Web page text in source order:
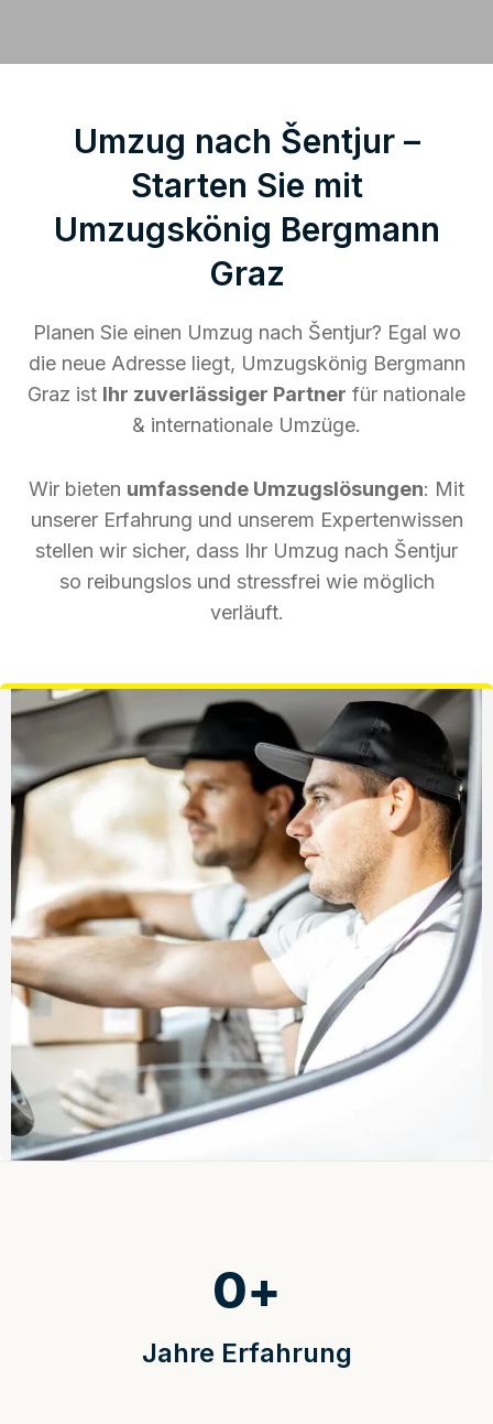
Umzug nach Šentjur –
Starten Sie mit
Umzugskönig Bergmann
Graz
Planen Sie einen Umzug nach Šentjur? Egal wo
die neue Adresse liegt, Umzugskönig Bergmann
Graz ist Ihr zuverlässiger Partner für nationale
& internationale Umzüge.
Wir bieten umfassende Umzugslösungen: Mit
unserer Erfahrung und unserem Expertenwissen
stellen wir sicher, dass Ihr Umzug nach Šentjur
so reibungslos und stressfrei wie möglich
verläuft.
Jahre Erfahrung
0+